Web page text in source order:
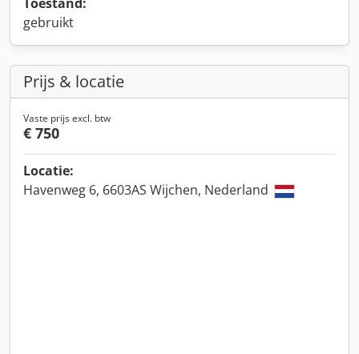
gebruikt
Prijs & locatie
Vaste prijs excl. btw
€ 750
Locatie:
Havenweg 6, 6603AS Wijchen, Nederland